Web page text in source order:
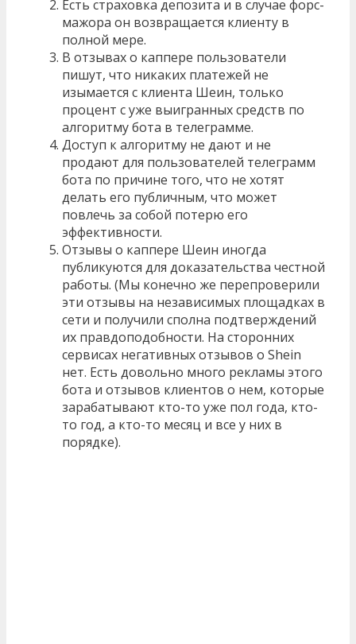
Есть страховка депозита и в случае форс-
мажора он возвращается клиенту в
полной мере.
В отзывах о каппере пользователи
пишут, что никаких платежей не
изымается с клиента Шеин, только
процент с уже выигранных средств по
алгоритму бота в телеграмме.
Доступ к алгоритму не дают и не
продают для пользователей телеграмм
бота по причине того, что не хотят
делать его публичным, что может
повлечь за собой потерю его
эффективности.
Отзывы о каппере Шеин иногда
публикуются для доказательства честной
работы. (Мы конечно же перепроверили
эти отзывы на независимых площадках в
сети и получили сполна подтверждений
их правдоподобности. На сторонних
сервисах негативных отзывов о Shein
нет. Есть довольно много рекламы этого
бота и отзывов клиентов о нем, которые
зарабатывают кто-то уже пол года, кто-
то год, а кто-то месяц и все у них в
порядке).